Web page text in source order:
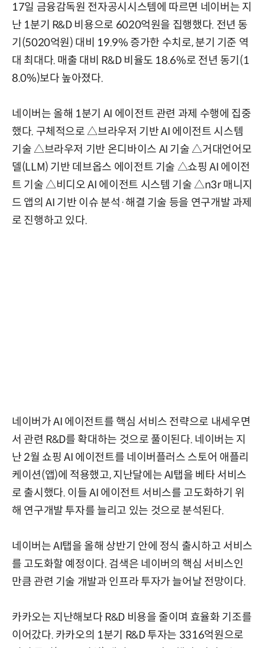
17일 금융감독원 전자공시시스템에 따르면 네이버는 지
난 1분기 R&D 비용으로 6020억원을 집행했다. 전년 동
기(5020억원) 대비 19.9% 증가한 수치로, 분기 기준 역
대 최대다. 매출 대비 R&D 비율도 18.6%로 전년 동기(1
8.0%)보다 높아졌다.
네이버는 올해 1분기 AI 에이전트 관련 과제 수행에 집중
했다. 구체적으로 △브라우저 기반 AI 에이전트 시스템
기술 △브라우저 기반 온디바이스 AI 기술 △거대언어모
델(LLM) 기반 데브옵스 에이전트 기술 △쇼핑 AI 에이전
트 기술 △비디오 AI 에이전트 시스템 기술 △n3r 매니지
드 앱의 AI 기반 이슈 분석·해결 기술 등을 연구개발 과제
로 진행하고 있다.
네이버가 AI 에이전트를 핵심 서비스 전략으로 내세우면
서 관련 R&D를 확대하는 것으로 풀이된다. 네이버는 지
난 2월 쇼핑 AI 에이전트를 네이버플러스 스토어 애플리
케이션(앱)에 적용했고, 지난달에는 AI탭을 베타 서비스
로 출시했다. 이들 AI 에이전트 서비스를 고도화하기 위
해 연구개발 투자를 늘리고 있는 것으로 분석된다.
네이버는 AI탭을 올해 상반기 안에 정식 출시하고 서비스
를 고도화할 예정이다. 검색은 네이버의 핵심 서비스인
만큼 관련 기술 개발과 인프라 투자가 늘어날 전망이다.
카카오는 지난해보다 R&D 비용을 줄이며 효율화 기조를
이어갔다. 카카오의 1분기 R&D 투자는 3316억원으로